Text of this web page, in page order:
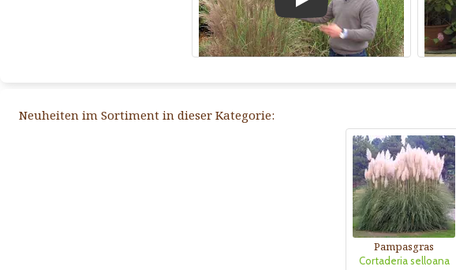
Play
Neuheiten im Sortiment in dieser Kategorie:
Pampasgras
Cortaderia selloana